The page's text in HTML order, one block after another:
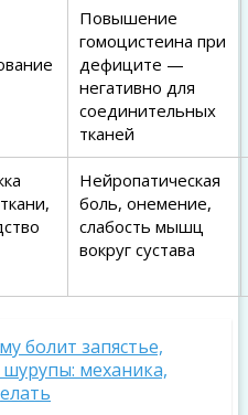
Повышение
гомоцистеина при
дефиците —
негативно для
соединительных
тканей
Нейропатическая
боль, онемение,
слабость мышц
вокруг сустава
болит запястье,
механика,